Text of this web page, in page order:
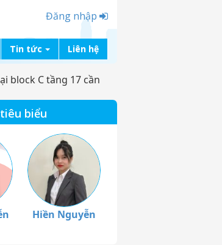
Đăng nhập
Tin tức Liên hệ
block C tầng 17 cần
biểu
Hiền Nguyễn